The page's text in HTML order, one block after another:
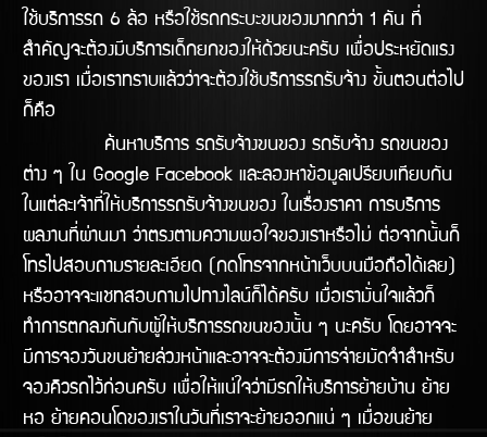
ใช้บริการรถ 6 ล้อ หรือใช้รถกระบะขนของมากกว่า 1 คัน ที่
สำคัญจะต้องมีบริการเด็กยกของให้ด้วยนะครับ เพื่อประหยัดแรง
ของเรา เมื่อเราทราบแล้วว่าจะต้องใช้บริการรถรับจ้าง ขั้นตอนต่อไป
ก็คือ
ค้นหาบริการ รถรับจ้างขนของ รถรับจ้าง รถขนของ
ต่าง ๆ ใน Google Facebook และลองหาข้อมูลเปรียบเทียบกัน
ในแต่ละเจ้าที่ให้บริการรถรับจ้างขนของ ในเรื่องราคา การบริการ
ผลงานทีี่ผ่านมา ว่าตรงตามความพอใจของเราหรือไม่ ต่อจากนั้นก็
โทรไปสอบถามรายละเอียด (กดโทรจากหน้าเว็บบนมือถือได้เลย)
หรืออาจจะแชทสอบถามไปทางไลน์ก็ได้ครับ เมื่อเรามั่นใจแล้วก็
ทำการตกลงกันกับผู้ให้บริการรถขนของนั้น ๆ นะครับ โดยอาจจะ
มีการจองวันขนย้ายล่วงหน้าและอาจจะต้องมีการจ่ายมัดจำสำหรับ
จองคิวรถไว้ก่อนครับ เพื่อให้แน่ใจว่ามีรถให้บริิการย้ายบ้าน ย้าย
หอ ย้ายคอนโดของเราในวันทีี่เราจะย้ายออกแน่ ๆ เมื่อขนย้าย